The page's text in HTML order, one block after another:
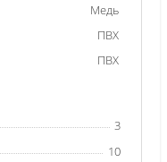
Медь
ПВХ
ПВХ
3
10